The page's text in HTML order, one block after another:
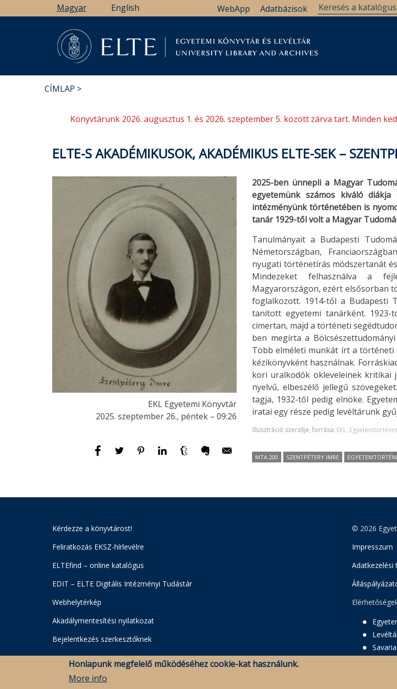
a
Magyar English Adatbázisok
WebApp
CÍMLAP
Könyvtárunk 2026. augusztus 1. és 2026. szeptember 5. között zárva tart. Minden
ELTE-S AKADÉMIKUSOK, AKADÉMIKUS ELTE-SEK –
EKL Egyetemi Könyvtár
2025. szeptember 26., péntek – 09:26
2025-ben ünnepli a Magyar
egyetemünk számos kiváló
intézményünk történetében is
tanár 1929-től volt a Magyar
Tanulmányait a Budapesti
Németországban,
nyugati történetírás módszertanát
Mindezeket felhasználva a
Magyarországon, ezért elsősorban
foglalkozott. 1914-től a Budapesti
tanított egyetemi tanárként.
címertan, majd a történeti
ben megírta a
Több elméleti munkát írt a történeti
kézikönyvként használnak.
kori uralkodók okleveleinek kritikai
nyelvű, elbeszélő jellegű
tagja, 1932-től pedig elnöke.
iratai egy része pedig levéltárunk
Illusztráció szerzője, forrása: EKL,
MTA 200 SZENTPÉTERY IMRE
Kérdezze a könyvtárost!
Feliratkozás EKSZ-hírlevélre
ELTEfind – online katalógus
EDIT – ELTE Digitális Intézményi Tudástár
Webhelytérkép
Akadálymentesítési nyilatkozat
Bejelentkezés szerkesztőknek
© 2026
Impresszum
Honlapunk megfelelő működéséhez cookie-kat használunk.
More info